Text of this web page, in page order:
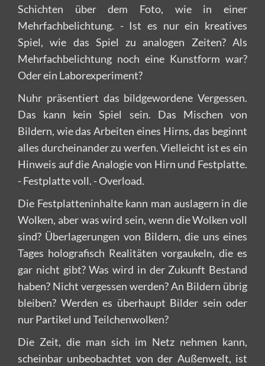
Schichten über dem Foto, wie in einer
Mehrfachbelichtung. - Ist es nur ein kreatives
Spiel, wie das Spiel zu analogen Zeiten? Als
Mehrfachbelichtung noch eine Kunstform war?
Oder ein Laborexperiment?
Nuhr präsentiert das bildgewordene Vergessen.
Das kann kein Spiel sein. Das Mischen von
Bildern, wie das Arbeiten eines Hirns, das beginnt
alles durcheinander zu werfen. Vielleicht ist es ein
Hinweis auf die Analogie von Hirn und Festplatte.
- Festplatte voll. - Overload.
Die Festplatteninhalte kann man auslagern in die
Wolken, aber was wird sein, wenn die Wolken voll
sind? Überlagerungen von Bildern, die uns eines
Tages holografisch Realitäten vorgaukeln, die es
gar nicht gibt? Was wird in der Zukunft Bestand
haben? Nicht vergessen werden? An Bildern übrig
bleiben? Werden es überhaupt Bilder sein oder
nur Partikel und Teilchenwolken?
Die Zeit, die man sich im Netz nehmen kann,
scheinbar unbeobachtet von der Außenwelt, ist